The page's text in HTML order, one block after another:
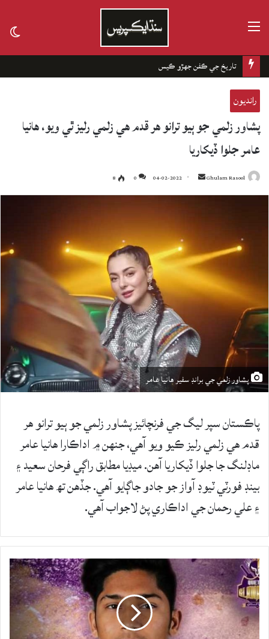
تاريخ جي ڪفن جھڙو ڪيس
رانديون
پشاور زلمي جو ٻيو ترانو هر قدم هي زلمي رليز ٿي ويو، هانيا
عامر جلوا ڏيکاريا
Ghulam Rasool
Send
an
04-02-2022
0
8
پشاور زلمي جي برانڊ سفير هانيا عامر
پاڪستان سپر ليگ جي فرنچائيز پشاور زلمي جو ٻيو ترانو هر
قدم هي زلمي رليز ڪيو ويو آهي، جنهن ۾ اداڪارا هانيا عامر
ماڊلنگ جا جلوا ڏيکاريا آهن. ميڊيا مطابق راڳي فرحان سعيد ۽
بينڊ فورٽي ٽيوڊ آواز جو جادو جاڳايو آهي. جڏهن تھ هانيا عامر
۽ علي رحمان جي اداڪاري پڻ لاجواب آهي.